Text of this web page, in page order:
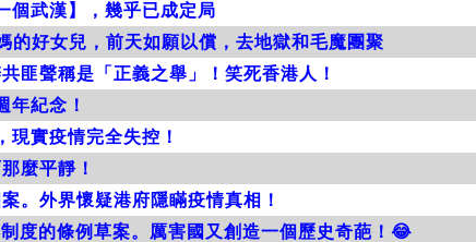
個武漢】，幾乎已成定局
的好女兒，前天如願以償，去地獄和毛魔團聚
匪聲稱是「正義之舉」！笑死香港人！
年紀念！
現實疫情完全失控！
麼平靜！
。外界懷疑港府隱瞞疫情真相！
度的條例草案。厲害國又創造一個歷史奇葩！😂